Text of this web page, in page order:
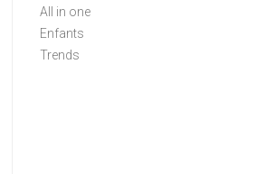
All in one
Enfants
Trends